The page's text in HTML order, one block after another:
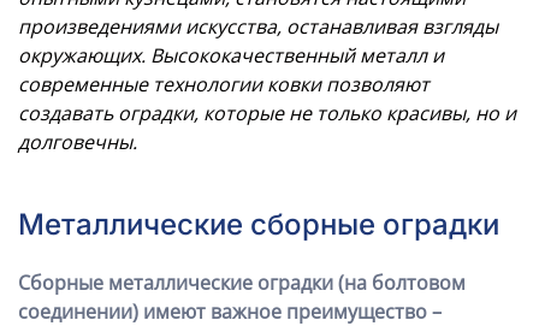
произведениями искусства, останавливая взгляды
окружающих. Высококачественный металл и
современные технологии ковки позволяют
создавать оградки, которые не только красивы, но и
долговечны.
Металлические сборные оградки
Сборные металлические оградки (на болтовом
соединении) имеют важное преимущество –